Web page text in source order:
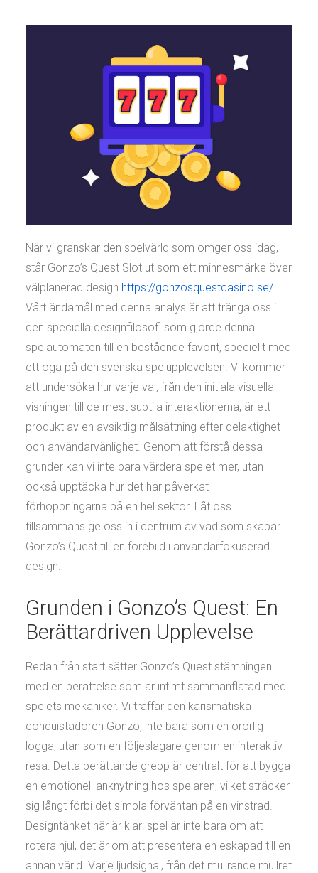
När vi granskar den spelvärld som omger oss idag,
står Gonzo’s Quest Slot ut som ett minnesmärke över
välplanerad design https://gonzosquestcasino.se/.
Vårt ändamål med denna analys är att tränga oss i
den speciella designfilosofi som gjorde denna
spelautomaten till en bestående favorit, speciellt med
ett öga på den svenska spelupplevelsen. Vi kommer
att undersöka hur varje val, från den initiala visuella
visningen till de mest subtila interaktionerna, är ett
produkt av en avsiktlig målsättning efter delaktighet
och användarvänlighet. Genom att förstå dessa
grunder kan vi inte bara värdera spelet mer, utan
också upptäcka hur det har påverkat
förhoppningarna på en hel sektor. Låt oss
tillsammans ge oss in i centrum av vad som skapar
Gonzo’s Quest till en förebild i användarfokuserad
design.
Grunden i Gonzo’s Quest: En
Berättardriven Upplevelse
Redan från start sätter Gonzo’s Quest stämningen
med en berättelse som är intimt sammanflätad med
spelets mekaniker. Vi träffar den karismatiska
conquistadoren Gonzo, inte bara som en orörlig
logga, utan som en följeslagare genom en interaktiv
resa. Detta berättande grepp är centralt för att bygga
en emotionell anknytning hos spelaren, vilket sträcker
sig långt förbi det simpla förväntan på en vinstrad.
Designtänket här är klar: spel är inte bara om att
rotera hjul, det är om att presentera en eskapad till en
annan värld. Varje ljudsignal, från det mullrande mullret